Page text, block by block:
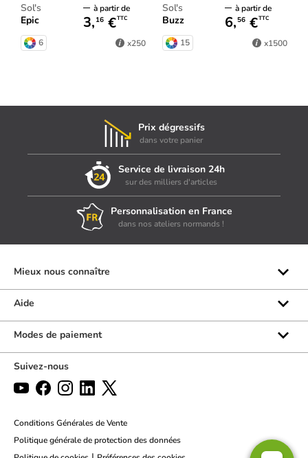
Sol's
Epic
à partir de
3, 16 €TTC
6 x250
Sol's
Buzz
à partir de
6,56 €TTC
15 x1500
Prix dégressifs
dans votre panier
Service de livraison 24h
sur des milliers d'articles
Personnalisation en France
dans nos ateliers normands !
Mieux nous connaître
Qui sommes-nous ?
Les marques
Aide
Rubrique d'aide
Formulaire de contact
Par chat
Politique des retours
Modes de paiement
Suivez-nous
Conditions Générales de Vente
Politique générale de protection des données